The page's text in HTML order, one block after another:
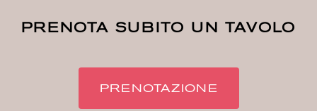
PRENOTA SUBITO UN TAVOLO
PRENOTAZIONE